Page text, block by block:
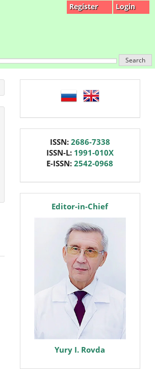
Register Login
Search
language
ISSN: 2686-7338
ISSN-L: 1991-010X
E-ISSN:2542-0968
editorEditor-in-Chief
Yury I. Rovda